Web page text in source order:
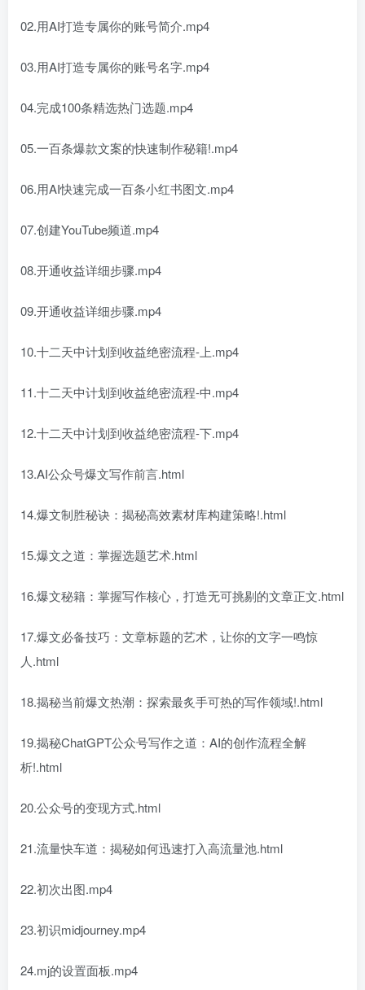
02.用AI打造专属你的账号简介.mp4
03.用AI打造专属你的账号名字.mp4
04.完成100条精选热门选题.mp4
05.一百条爆款文案的快速制作秘籍!.mp4
06.用AI快速完成一百条小红书图文.mp4
07.创建YouTube频道.mp4
08.开通收益详细步骤.mp4
09.开通收益详细步骤.mp4
10.十二天中计划到收益绝密流程-上.mp4
11.十二天中计划到收益绝密流程-中.mp4
12.十二天中计划到收益绝密流程-下.mp4
13.AI公众号爆文写作前言.html
14.爆文制胜秘诀：揭秘高效素材库构建策略!.html
15.爆文之道：掌握选题艺术.html
16.爆文秘籍：掌握写作核心，打造无可挑剔的文章正文.html
17.爆文必备技巧：文章标题的艺术，让你的文字一鸣惊
人.html
18.揭秘当前爆文热潮：探索最炙手可热的写作领域!.html
19.揭秘ChatGPT公众号写作之道：AI的创作流程全解
析!.html
20.公众号的变现方式.html
21.流量快车道：揭秘如何迅速打入高流量池.html
22.初次出图.mp4
23.初识midjourney.mp4
24.mj的设置面板.mp4